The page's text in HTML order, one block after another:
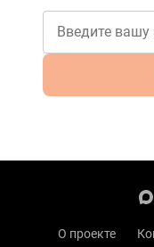
О проекте